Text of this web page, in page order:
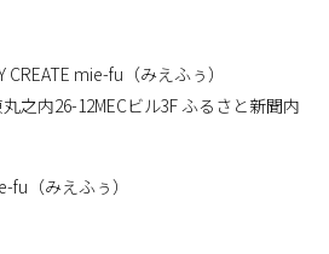
mie-fu（みえふぅ）
之内26-12MECビル3F ふるさと新聞内
（みえふぅ）